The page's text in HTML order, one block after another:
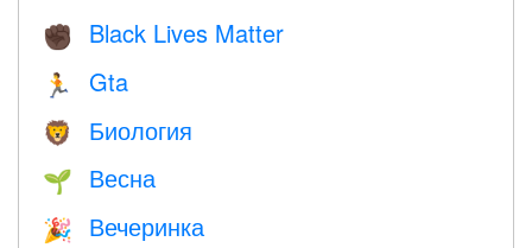
✊🏿 Black Lives Matter
🏃 Gta
🦁 Биология
🌱 Весна
🎉 Вечеринка